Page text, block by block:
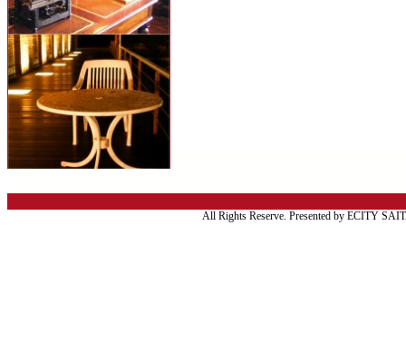
All Rights Reserve. Presented by ECITY